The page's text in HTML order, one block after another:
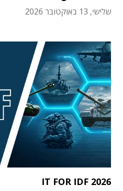
שלישי, 13 באוקטובר 2026
IT FOR IDF 2026